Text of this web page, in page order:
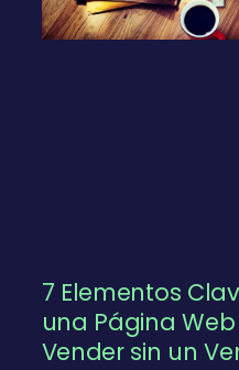
7 Elementos
una Página
Vender sin un